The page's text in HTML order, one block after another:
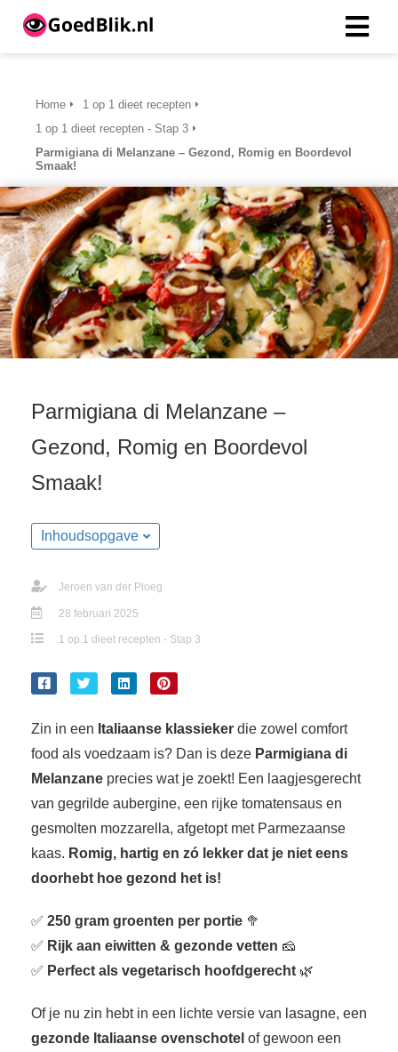
Home
1 op 1 dieet recepten
1 op 1 dieet recepten - Stap 3
Parmigiana di Melanzane – Gezond, Romig en Boordevol
Smaak!
Parmigiana di Melanzane –
Gezond, Romig en Boordevol
Smaak!
Inhoudsopgave
Jeroen van der Ploeg
28 februari 2025
1 op 1 dieet recepten - Stap 3
Zin in een Italiaanse klassieker die zowel comfort
food als voedzaam is? Dan is deze Parmigiana di
Melanzane precies wat je zoekt! Een laagjesgerecht
van gegrilde aubergine, een rijke tomatensaus en
gesmolten mozzarella, afgetopt met Parmezaanse
kaas. Romig, hartig en zó lekker dat je niet eens
doorhebt hoe gezond het is!
✅ 250 gram groenten per portie 🥦
✅ Rijk aan eiwitten & gezonde vetten 🧀
✅ Perfect als vegetarisch hoofdgerecht 🌿
Of je nu zin hebt in een lichte versie van lasagne, een
gezonde Italiaanse ovenschotel of gewoon een
beleid
zijn
om
te
Ze
gebruikt
kan de
worden
over
van
gebruikt
de
Hierdoor
website-
van